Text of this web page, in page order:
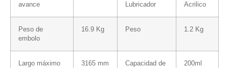
avance
Lubricador
Acrilico
Peso de
embolo
16.9 Kg Peso 1.2 Kg
Largo máximo 3165 mm
Capacidad de
200ml